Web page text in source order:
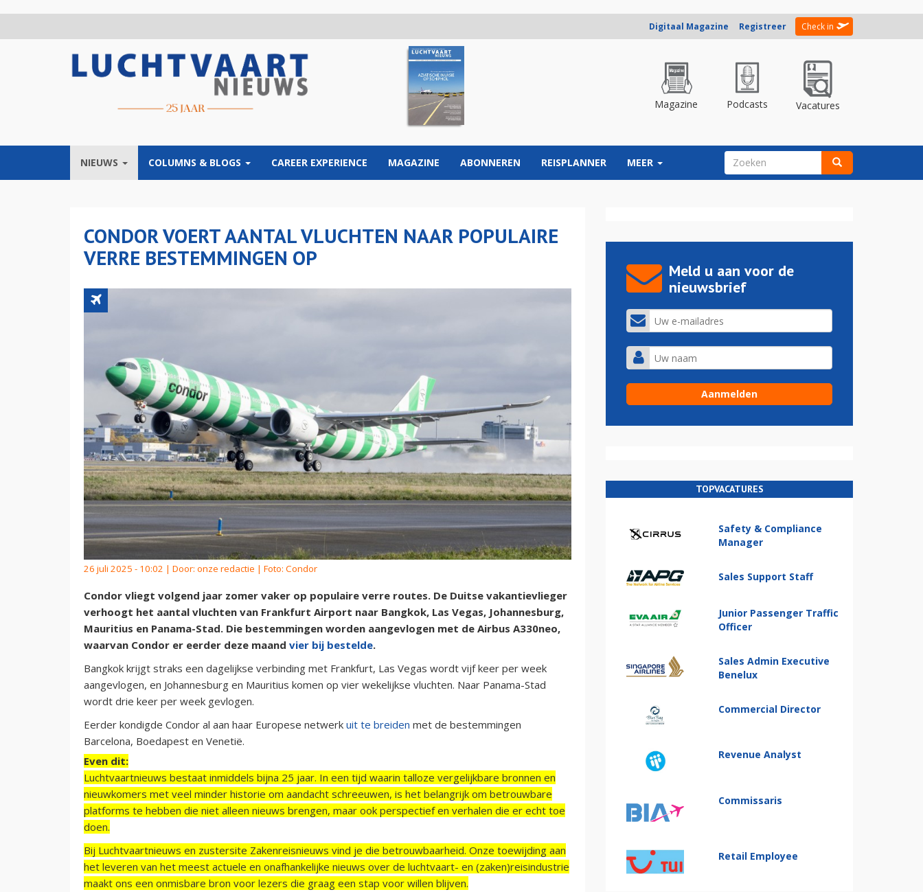
Digitaal Magazine Registreer Check in
Magazine Podcasts Vacatures
NIEUWS COLUMNS & BLOGS CAREER EXPERIENCE MAGAZINE ABONNEREN REISPLANNER MEER ZOEKVELD
CONDOR VOERT AANTAL VLUCHTEN NAAR POPULAIRE
VERRE BESTEMMINGEN OP
26 juli 2025 - 10:02 | Door: onze redactie | Foto: Condor
Condor vliegt volgend jaar zomer vaker op populaire verre routes. De Duitse vakantievlieger
verhoogt het aantal vluchten van Frankfurt Airport naar Bangkok, Las Vegas, Johannesburg,
Mauritius en Panama-Stad. Die bestemmingen worden aangevlogen met de Airbus A330neo,
waarvan Condor er eerder deze maand vier bij bestelde.
Bangkok krijgt straks een dagelijkse verbinding met Frankfurt, Las Vegas wordt vijf keer per week
aangevlogen, en Johannesburg en Mauritius komen op vier wekelijkse vluchten. Naar Panama-Stad
wordt drie keer per week gevlogen.
Eerder kondigde Condor al aan haar Europese netwerk uit te breiden met de bestemmingen
Barcelona, Boedapest en Venetië.
Even dit:
Luchtvaartnieuws bestaat inmiddels bijna 25 jaar. In een tijd waarin talloze vergelijkbare bronnen en
nieuwkomers met veel minder historie om aandacht schreeuwen, is het belangrijk om betrouwbare
platforms te hebben die niet alleen nieuws brengen, maar ook perspectief en verhalen die er echt toe
doen.
Bij Luchtvaartnieuws en zustersite Zakenreisnieuws vind je die betrouwbaarheid. Onze toewijding aan
het leveren van het meest actuele en onafhankelijke nieuws over de luchtvaart- en (zaken)reisindustrie
maakt ons een onmisbare bron voor lezers die graag een stap voor willen blijven.
Meld u aan voor de
nieuwsbrief
TOPVACATURES
Safety & Compliance
Manager
Sales Support Staff
Junior Passenger Traffic
Officer
Sales Admin Executive
Benelux
Commercial Director
Revenue Analyst
Commissaris
Retail Employee